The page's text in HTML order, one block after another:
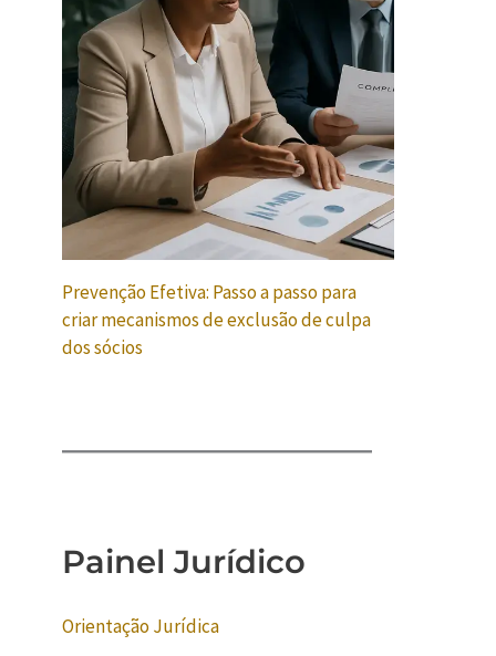
Prevenção Efetiva: Passo a passo para
criar mecanismos de exclusão de culpa
dos sócios
Painel Jurídico
Orientação Jurídica